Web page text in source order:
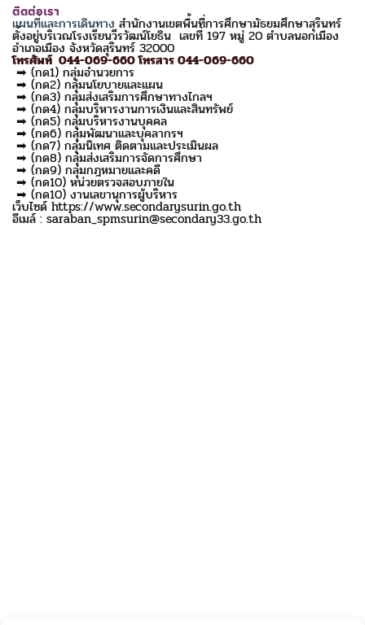
ติดต่อเรา
แผนที่และการเดินทางสำนักงานเขตพื้นที่การศึกษามัธยมศึกษาสุรินทร์
ตั้งอยู่บริเวณโรงเรียนวีรวัฒน์โยธิน เลขที่ 197 หมู่ 20 ตำบลนอกเมือง
อำเภอเมือง จังหวัดสุรินทร์ 32000
โทรศัพท์ 044-069-660 โทรสาร 044-069-660
➡ (กด1) กลุ่มอำนวยการ
➡ (กด2) กลุ่มนโยบายและแผน
➡ (กด3) กลุ่มส่งเสริมการศึกษาทางไกลฯ
➡ (กด4) กลุ่มบริหารงานการเงินและสินทรัพย์
➡ (กด5) กลุ่มบริหารงานบุคคล
➡ (กด6) กลุ่มพัฒนาและบุคลากรฯ
➡ (กด7) กลุ่มนิเทศ ติดตามและประเมินผล
➡ (กด8) กลุ่มส่งเสริมการจัดการศึกษา
➡ (กด9) กลุ่มกฎหมายและคดี
➡ (กด10) หน่วยตรวจสอบภายใน
➡ (กด10) งานเลขานุการผู้บริหาร
เว็บไซด์ https://www.secondarysurin.go.th
อีเมล์ : saraban_spmsurin@secondary33.go.th